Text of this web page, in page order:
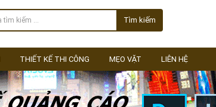
Tìm kiếm
THIẾT KẾ THI CÔNG MẸO VẶT LIÊN HỆ